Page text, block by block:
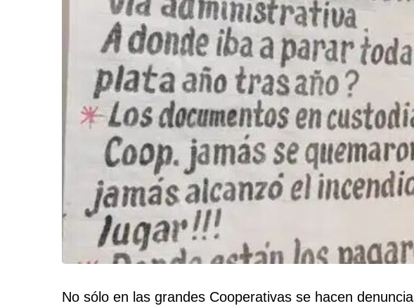
No sólo en las grandes Cooperativas se hacen